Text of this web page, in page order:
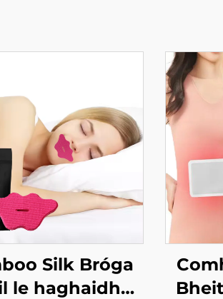
Silk Bróga
le haghaidh